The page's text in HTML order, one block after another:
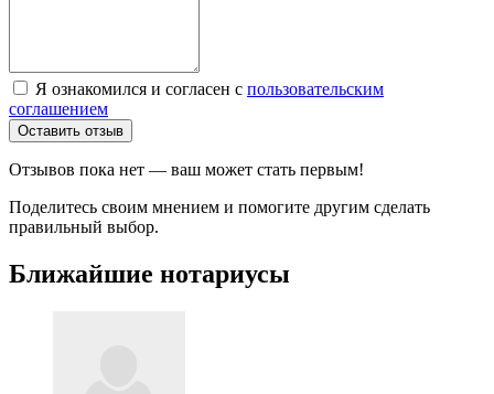
Я ознакомился и согласен с пользовательским
соглашением
Оставить отзыв
Отзывов пока нет — ваш может стать первым!
Поделитесь своим мнением и помогите другим сделать
правильный выбор.
Ближайшие нотариусы